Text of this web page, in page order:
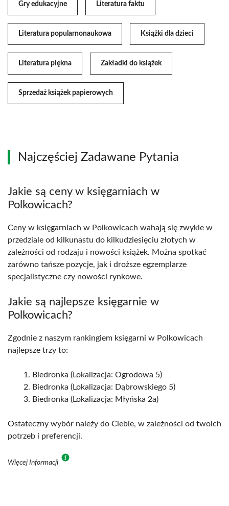
Gry edukacyjne Literatura faktu
Literatura popularnonaukowa Książki dla dzieci
Literatura piękna Zakładki do książek
Sprzedaż książek papierowych
Najczęściej Zadawane Pytania
Jakie są ceny w księgarniach w
Polkowicach?
Ceny w księgarniach w Polkowicach wahają się zwykle w
przedziale od kilkunastu do kilkudziesięciu złotych w
zależności od rodzaju i nowości książek. Można spotkać
zarówno tańsze pozycje, jak i droższe egzemplarze
specjalistyczne czy nowości rynkowe.
Jakie są najlepsze księgarnie w
Polkowicach?
Zgodnie z naszym rankingiem księgarni w Polkowicach
najlepsze trzy to:
Biedronka (Lokalizacja: Ogrodowa 5)
Biedronka (Lokalizacja: Dąbrowskiego 5)
Biedronka (Lokalizacja: Młyńska 2a)
Ostateczny wybór należy do Ciebie, w zależności od twoich
potrzeb i preferencji.
Więcej Informacji